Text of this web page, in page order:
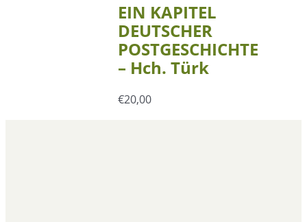
EIN KAPITEL
DEUTSCHER
POSTGESCHICHTE
– Hch. Türk
€20,00